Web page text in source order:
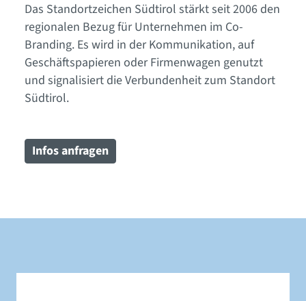
Das Standortzeichen Südtirol stärkt seit 2006 den
regionalen Bezug für Unternehmen im Co-
Branding. Es wird in der Kommunikation, auf
Geschäftspapieren oder Firmenwagen genutzt
und signalisiert die Verbundenheit zum Standort
Südtirol.
Infos anfragen